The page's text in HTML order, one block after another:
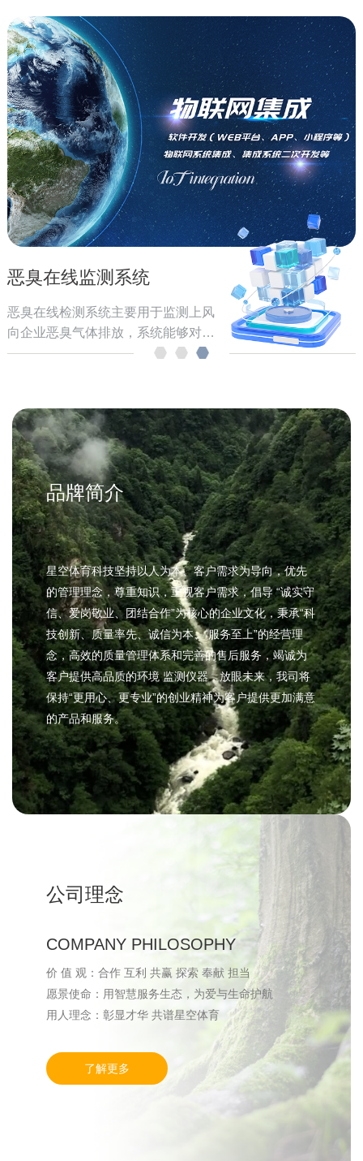
恶臭在线监测系统
恶臭在线检测系统主要用于监测上风
向企业恶臭气体排放，系统能够对上
风向企业排放的恶臭气体进行实时监
品牌简介
星空体育科技坚持以人为本、客户需求为导向，优先
的管理理念，尊重知识，重视客户需求，倡导 “诚实守
信、爱岗敬业、团结合作”为核心的企业文化，秉承“科
技创新、质量率先、诚信为本、 服务至上”的经营理
念，高效的质量管理体系和完善的售后服务，竭诚为
客户提供高品质的环境 监测仪器，放眼未来，我司将
保持“更用心、更专业”的创业精神为客户提供更加满意
的产品和服务。
公司理念
COMPANY PHILOSOPHY
价 值 观：合作 互利 共赢 探索 奉献 担当
愿景使命：用智慧服务生态，为爱与生命护航
用人理念：彰显才华 共谱星空体育
了解更多